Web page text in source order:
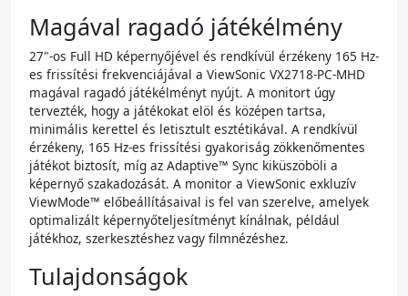
Magával ragadó játékélmény
27"-os Full HD képernyőjével és rendkívül érzékeny 165 Hz-
es frissítési frekvenciájával a ViewSonic VX2718-PC-MHD
magával ragadó játékélményt nyújt. A monitort úgy
tervezték, hogy a játékokat elöl és középen tartsa,
minimális kerettel és letisztult esztétikával. A rendkívül
érzékeny, 165 Hz-es frissítési gyakoriság zökkenőmentes
játékot biztosít, míg az Adaptive™ Sync kiküszöböli a
képernyő szakadozását. A monitor a ViewSonic exkluzív
ViewMode™ előbeállításaival is fel van szerelve, amelyek
optimalizált képernyőteljesítményt kínálnak, például
játékhoz, szerkesztéshez vagy filmnézéshez.
Tulajdonságok